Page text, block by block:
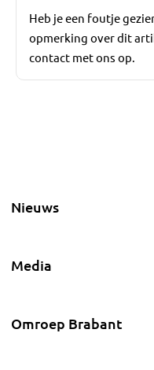
Heb je een foutje
opmerking over dit
contact met ons op.
Nieuws
Media
Omroep Brabant